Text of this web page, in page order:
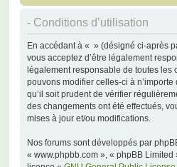
- Conditions d’utilisation
En accédant à « » (désigné ci-après
vous acceptez d’être légalement
légalement responsable de toutes les
pouvons modifier celles-ci à
qu’il soit prudent de vérifier
des changements ont été effectués,
mises à jour et/ou modifications.
Nos forums sont développés par
« www.phpbb.com », « phpBB